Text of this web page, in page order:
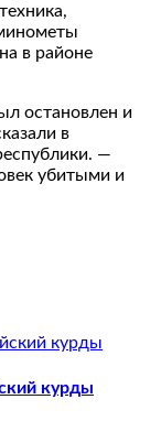
в районе
остановлен и
в
—
убитыми и
курды